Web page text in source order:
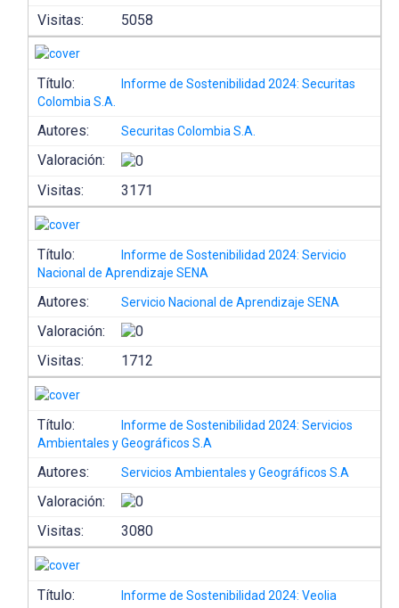
Visitas:
5058
Título:
Informe de Sostenibilidad 2024: Securitas
Colombia S.A.
Autores: Securitas Colombia S.A.
Valoración:
Visitas:
3171
Título:
Informe de Sostenibilidad 2024: Servicio
Nacional de Aprendizaje SENA
Autores: Servicio Nacional de Aprendizaje SENA
Valoración:
Visitas:
1712
Título:
Informe de Sostenibilidad 2024: Servicios
Ambientales y Geográficos S.A
Autores: Servicios Ambientales y Geográficos S.A
Valoración:
Visitas:
3080
Título:
Informe de Sostenibilidad 2024: Veolia